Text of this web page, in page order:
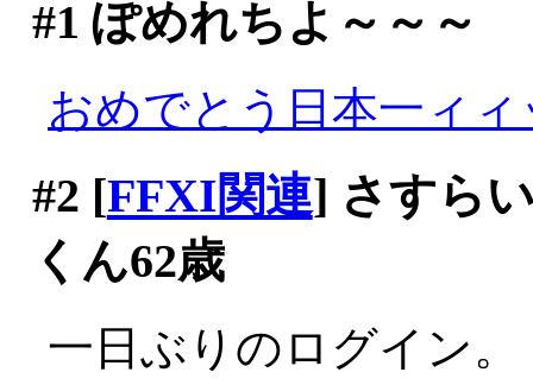
#1 ぽめれちよ～～～
おめでとう日本一ィ
#2 [FFXI関連] さすら
くん62歳
一日ぶりのログイン。